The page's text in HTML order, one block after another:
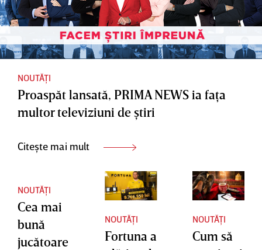
NOUTĂȚI
Proaspăt lansată, PRIMA NEWS ia faţa
multor televiziuni de ştiri
Citește mai mult
NOUTĂȚI
Cea mai
bună
jucătoare
NOUTĂȚI
Fortuna a
NOUTĂȚI
Cum să